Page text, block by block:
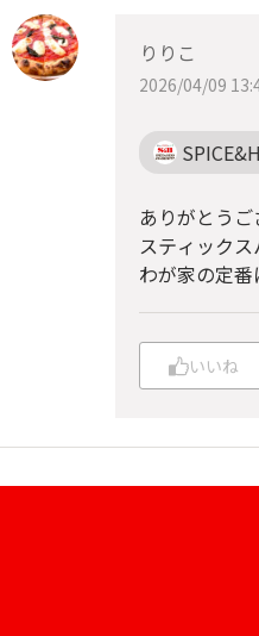
りりこ
2026/04/09
ありがとう
スティックス
わが家の定番
いいね